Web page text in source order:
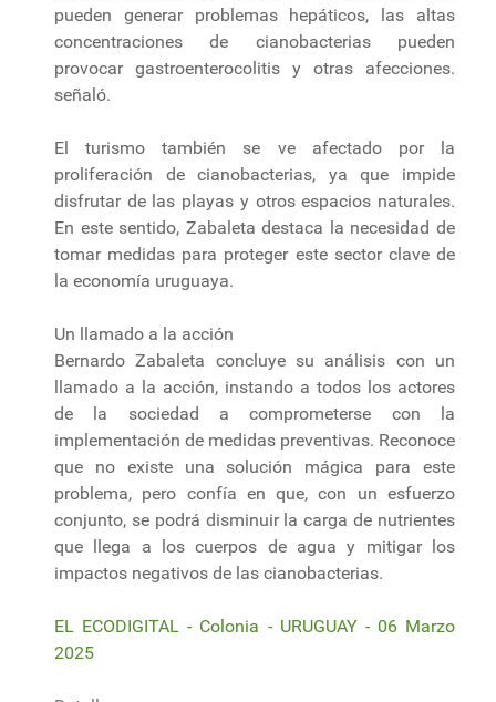
pueden generar problemas hepáticos, las altas
concentraciones de cianobacterias pueden
provocar gastroenterocolitis y otras afecciones.
señaló.
El turismo también se ve afectado por la
proliferación de cianobacterias, ya que impide
disfrutar de las playas y otros espacios naturales.
En este sentido, Zabaleta destaca la necesidad de
tomar medidas para proteger este sector clave de
la economía uruguaya.
Un llamado a la acción
Bernardo Zabaleta concluye su análisis con un
llamado a la acción, instando a todos los actores
de la sociedad a comprometerse con la
implementación de medidas preventivas. Reconoce
que no existe una solución mágica para este
problema, pero confía en que, con un esfuerzo
conjunto, se podrá disminuir la carga de nutrientes
que llega a los cuerpos de agua y mitigar los
impactos negativos de las cianobacterias.
EL ECODIGITAL - Colonia - URUGUAY - 06 Marzo
2025